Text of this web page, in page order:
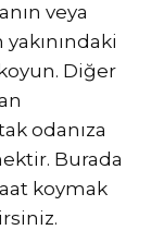
veya
Diğer
odanıza
Burada
koymak